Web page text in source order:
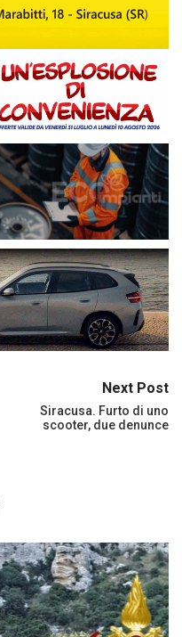
Next Post
Siracusa. Furto di uno
scooter, due denunce